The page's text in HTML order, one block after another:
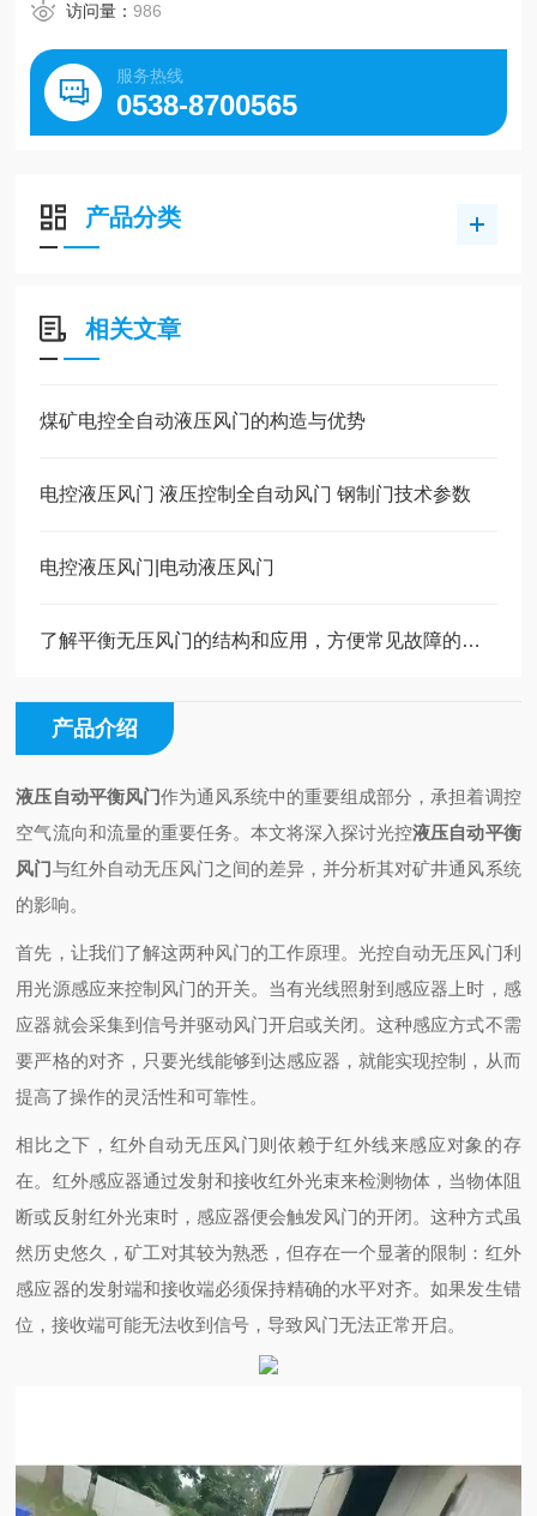
访问量：986
服务热线
0538-8700565
产品分类
相关文章
煤矿电控全自动液压风门的构造与优势
电控液压风门 液压控制全自动风门 钢制门技术参数
电控液压风门|电动液压风门
了解平衡无压风门的结构和应用，方便常见故障的分析
产品介绍
液压自动平衡风门作为通风系统中的重要组成部分，承担着调控
空气流向和流量的重要任务。本文将深入探讨光控液压自动平衡
风门与红外自动无压风门之间的差异，并分析其对矿井通风系统
的影响。
首先，让我们了解这两种风门的工作原理。光控自动无压风门利
用光源感应来控制风门的开关。当有光线照射到感应器上时，感
应器就会采集到信号并驱动风门开启或关闭。这种感应方式不需
要严格的对齐，只要光线能够到达感应器，就能实现控制，从而
提高了操作的灵活性和可靠性。
相比之下，红外自动无压风门则依赖于红外线来感应对象的存
在。红外感应器通过发射和接收红外光束来检测物体，当物体阻
断或反射红外光束时，感应器便会触发风门的开闭。这种方式虽
然历史悠久，矿工对其较为熟悉，但存在一个显著的限制：红外
感应器的发射端和接收端必须保持精确的水平对齐。如果发生错
位，接收端可能无法收到信号，导致风门无法正常开启。